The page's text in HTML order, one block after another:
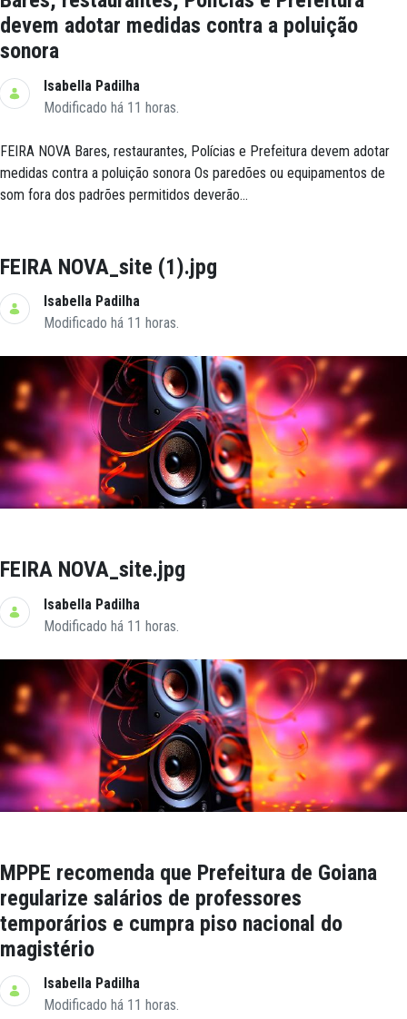
devem adotar medidas contra a poluição
sonora
Isabella Padilha
Modificado há 11 horas.
FEIRA NOVA Bares, restaurantes, Polícias e Prefeitura devem adotar
medidas contra a poluição sonora Os paredões ou equipamentos de
som fora dos padrões permitidos deverão...
FEIRA NOVA_site (1).jpg
Isabella Padilha
Modificado há 11 horas.
FEIRA NOVA_site.jpg
Isabella Padilha
Modificado há 11 horas.
MPPE recomenda que Prefeitura de Goiana
regularize salários de professores
temporários e cumpra piso nacional do
magistério
Isabella Padilha
Modificado há 11 horas.